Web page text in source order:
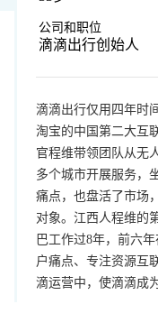
公司和职位
滴滴出行创始人
滴滴出行仅用四年时
淘宝的中国第二大互
官程维带领团队从无
多个城市开展服务，
痛点，也盘活了市场
对象。江西人程维的
巴工作过8年，前六
户痛点、专注资源互
滴运营中，使滴滴成